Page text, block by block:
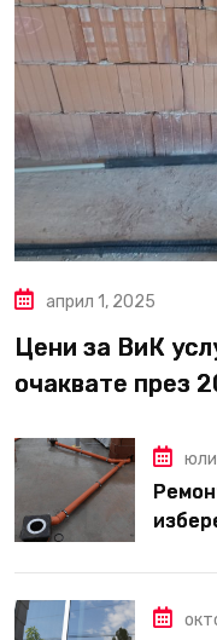
април 1, 2025
Цени за ВиК
очаквате през